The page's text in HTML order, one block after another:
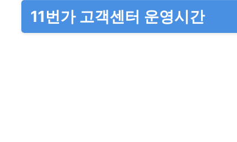
11번가 고객센터 운영시간